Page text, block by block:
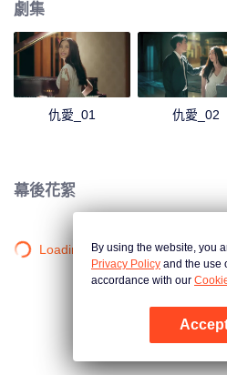
劇集
仇愛_01 仇愛_02
幕後花絮
Loading…By using the website, you
Privacy Policy and the use
accordance with our